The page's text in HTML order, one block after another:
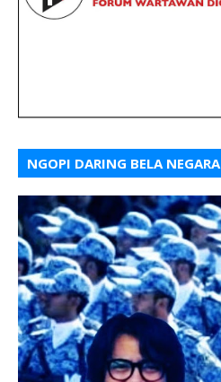
NGOPI DARING BELA NEGARA